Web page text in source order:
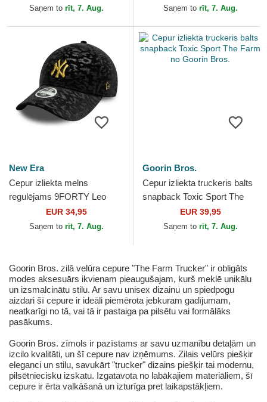
Saņem to rīt, 7. Aug. Farm no Goorin Bros.
Saņem to rīt, 7. Aug.
New Era
Cepur izliekta melns
regulējams 9FORTY Leo
Velour Metallic no New York
Yankees MLB no New Era
EUR 34,95
Saņem to rīt, 7. Aug.
Goorin Bros.
Cepur izliekta truckeris balts
snapback Toxic Sport The
Farm no Goorin Bros.
EUR 39,95
Saņem to rīt, 7. Aug.
Goorin Bros. zilā velūra cepure "The Farm Trucker" ir obligāts
modes aksesuārs ikvienam pieaugušajam, kurš meklē unikālu
un izsmalcinātu stilu. Ar savu unisex dizainu un spiedpogu
aizdari šī cepure ir ideāli piemērota jebkuram gadījumam,
neatkarīgi no tā, vai tā ir pastaiga pa pilsētu vai formālāks
pasākums.
Goorin Bros. zīmols ir pazīstams ar savu uzmanību detaļām un
izcilo kvalitāti, un šī cepure nav izņēmums. Zilais velūrs piešķir
eleganci un stilu, savukārt "trucker" dizains piešķir tai modernu,
pilsētniecisku izskatu. Izgatavota no labākajiem materiāliem, šī
cepure ir ērta valkāšanā un izturīga pret laikapstākļiem.